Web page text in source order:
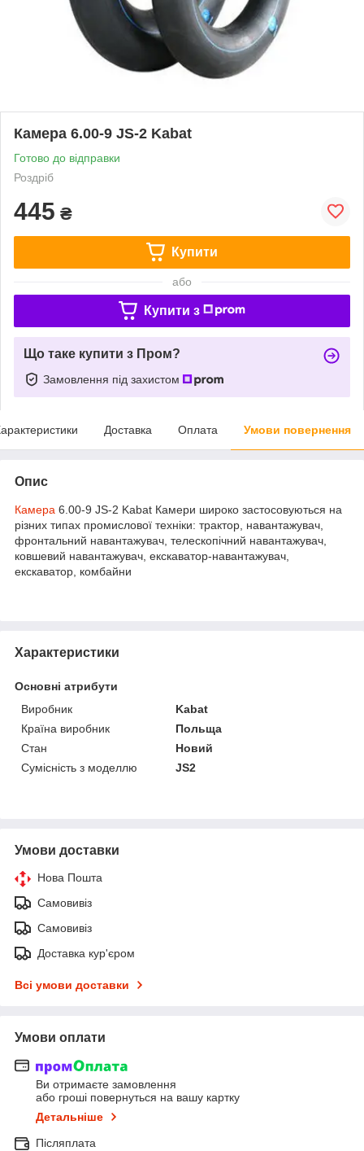
Камера 6.00-9 JS-2 Kabat
Готово до відправки
Роздріб
445 ₴
Купити
або
Купити з
Що таке купити з Пром?
Замовлення під захистом
Доставка Оплата Умови повернення
Опис
Камера 6.00-9 JS-2 Kabat Камери широко застосовуються на
різних типах промислової техніки: трактор, навантажувач,
фронтальний навантажувач, телескопічний навантажувач,
ковшевий навантажувач, екскаватор-навантажувач,
екскаватор, комбайни
Характеристики
Основні атрибути
Виробник
Kabat
Країна виробник
Польща
Стан
Новий
Сумісність з моделлю
JS2
Умови доставки
Нова Пошта
Самовивіз
Самовивіз
Доставка кур'єром
Всі умови доставки
Умови оплати
Ви отримаєте замовлення
або гроші повернуться на вашу картку
Детальніше
Післяплата